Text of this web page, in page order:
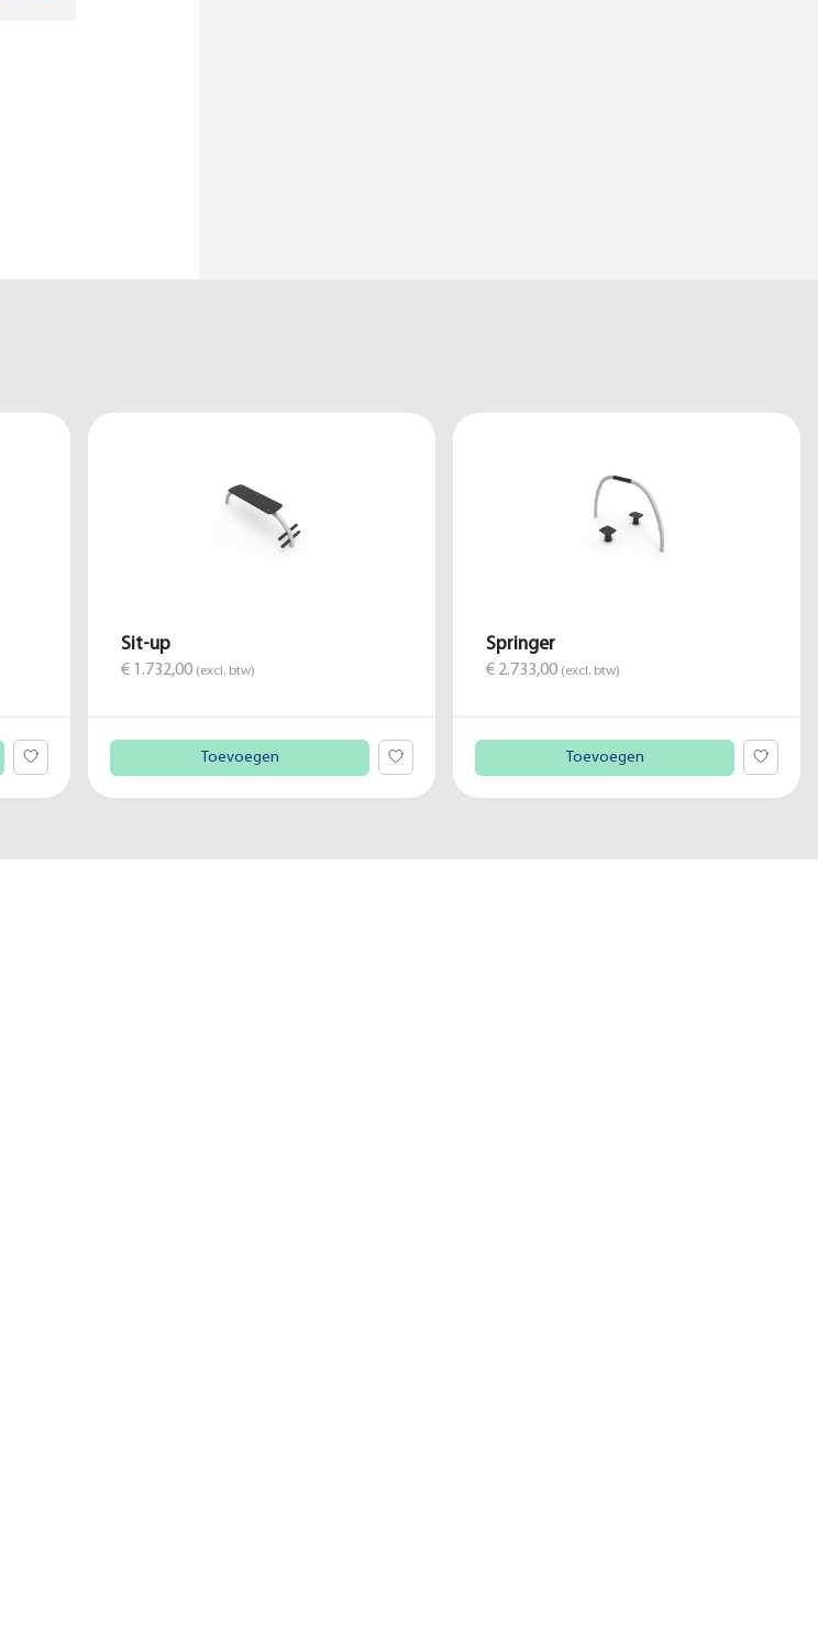
Sit-up
€ 1.732,00 (excl. btw)
Toevoegen
Springer
€ 2.733,00 (excl. btw)
Toevoegen